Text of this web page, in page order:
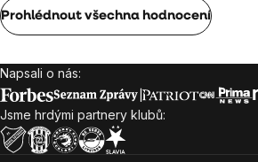
Prohlédnout všechna hodnocení
Zápatí
Napsali o nás:
Jsme hrdými partnery klubů: